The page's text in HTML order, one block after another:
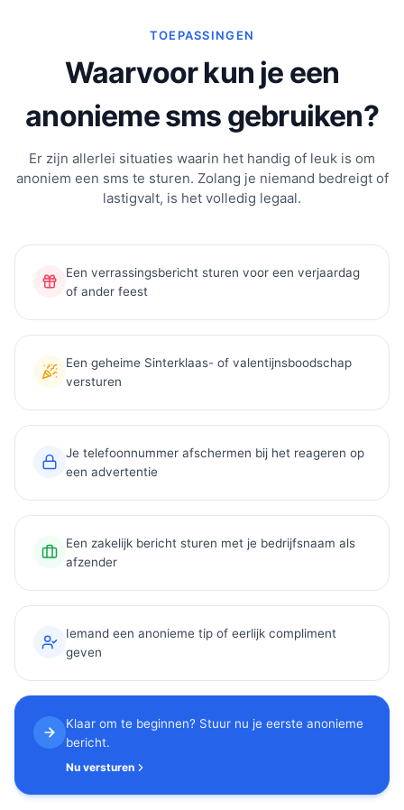
TOEPASSINGEN
Waarvoor kun je een
anonieme sms gebruiken?
Er zijn allerlei situaties waarin het handig of leuk is om
anoniem een sms te sturen. Zolang je niemand bedreigt of
lastigvalt, is het volledig legaal.
Een verrassingsbericht sturen voor een verjaardag
of ander feest
Een geheime Sinterklaas- of valentijnsboodschap
versturen
Je telefoonnummer afschermen bij het reageren op
een advertentie
Een zakelijk bericht sturen met je bedrijfsnaam als
afzender
Iemand een anonieme tip of eerlijk compliment
geven
Klaar om te beginnen? Stuur nu je eerste anonieme
bericht.
Nu versturen